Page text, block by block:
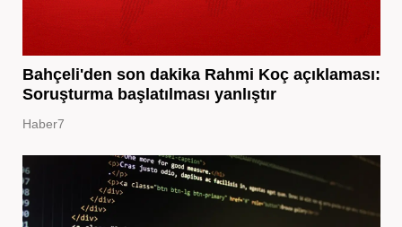
Bahçeli'den son dakika Rahmi Koç açıklaması:
Soruşturma başlatılması yanlıştır
Haber7